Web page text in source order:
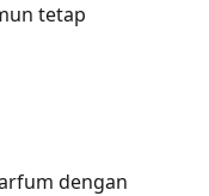
tetap
dengan